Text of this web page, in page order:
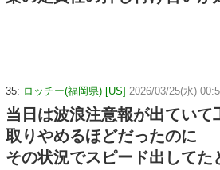
35: ロッチー(福岡県) [US] 2026/03/25(水)
当日は波浪注意報が出ていて
取りやめるほどだったのに
その状況でスピード出してた